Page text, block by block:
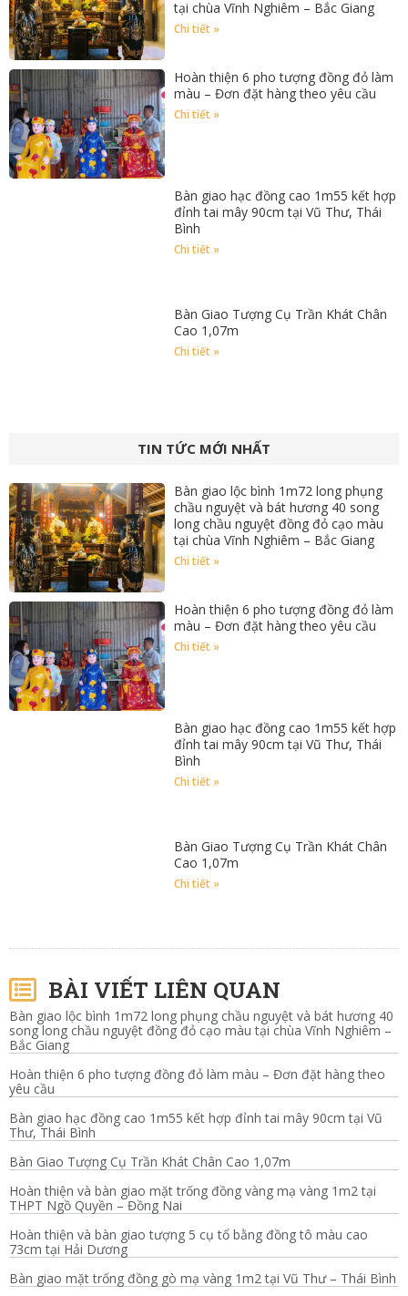
tại chùa Vĩnh Nghiêm – Bắc Giang
Chi tiết »
Hoàn thiện 6 pho tượng đồng đỏ làm
màu – Đơn đặt hàng theo yêu cầu
Chi tiết »
Bàn giao hạc đồng cao 1m55 kết hợp
đỉnh tai mây 90cm tại Vũ Thư, Thái
Bình
Chi tiết »
Bàn Giao Tượng Cụ Trần Khát Chân
Cao 1,07m
Chi tiết »
TIN TỨC MỚI NHẤT
Bàn giao lộc bình 1m72 long phụng
chầu nguyệt và bát hương 40 song
long chầu nguyệt đồng đỏ cạo màu
tại chùa Vĩnh Nghiêm – Bắc Giang
Chi tiết »
Hoàn thiện 6 pho tượng đồng đỏ làm
màu – Đơn đặt hàng theo yêu cầu
Chi tiết »
Bàn giao hạc đồng cao 1m55 kết hợp
đỉnh tai mây 90cm tại Vũ Thư, Thái
Bình
Chi tiết »
Bàn Giao Tượng Cụ Trần Khát Chân
Cao 1,07m
Chi tiết »
BÀI VIẾT LIÊN QUAN
Bàn giao lộc bình 1m72 long phụng chầu nguyệt và bát hương 40
song long chầu nguyệt đồng đỏ cạo màu tại chùa Vĩnh Nghiêm –
Bắc Giang
Hoàn thiện 6 pho tượng đồng đỏ làm màu – Đơn đặt hàng theo
yêu cầu
Bàn giao hạc đồng cao 1m55 kết hợp đỉnh tai mây 90cm tại Vũ
Thư, Thái Bình
Bàn Giao Tượng Cụ Trần Khát Chân Cao 1,07m
Hoàn thiện và bàn giao mặt trống đồng vàng mạ vàng 1m2 tại
THPT Ngồ Quyền – Đồng Nai
Hoàn thiện và bàn giao tượng 5 cụ tổ bằng đồng tô màu cao
73cm tại Hải Dương
Bàn giao mặt trống đồng gò mạ vàng 1m2 tại Vũ Thư – Thái Bình